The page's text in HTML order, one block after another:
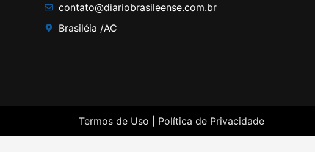
contato@diariobrasileense.com.br
Brasiléia /AC
Termos de Uso | Política de Privacidade